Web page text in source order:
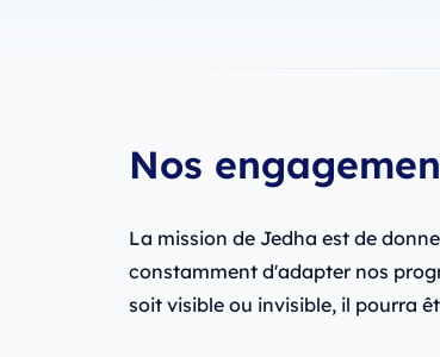
Nos
La mission de Jedha est de
constamment d'adapter nos
soit visible ou invisible, il pourra